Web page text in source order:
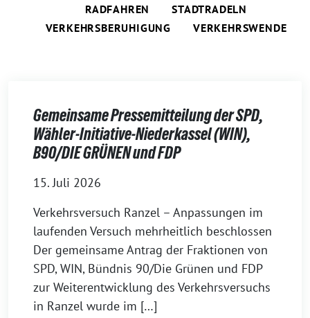
RADFAHREN
STADTRADELN
VERKEHRSBERUHIGUNG
VERKEHRSWENDE
Gemeinsame Pressemitteilung der SPD,
Wähler-Initiative-Niederkassel (WIN),
B90/DIE GRÜNEN und FDP
15. Juli 2026
Verkehrsversuch Ranzel – Anpassungen im
laufenden Versuch mehrheitlich beschlossen
Der gemeinsame Antrag der Fraktionen von
SPD, WIN, Bündnis 90/Die Grünen und FDP
zur Weiterentwicklung des Verkehrsversuchs
in Ranzel wurde im […]